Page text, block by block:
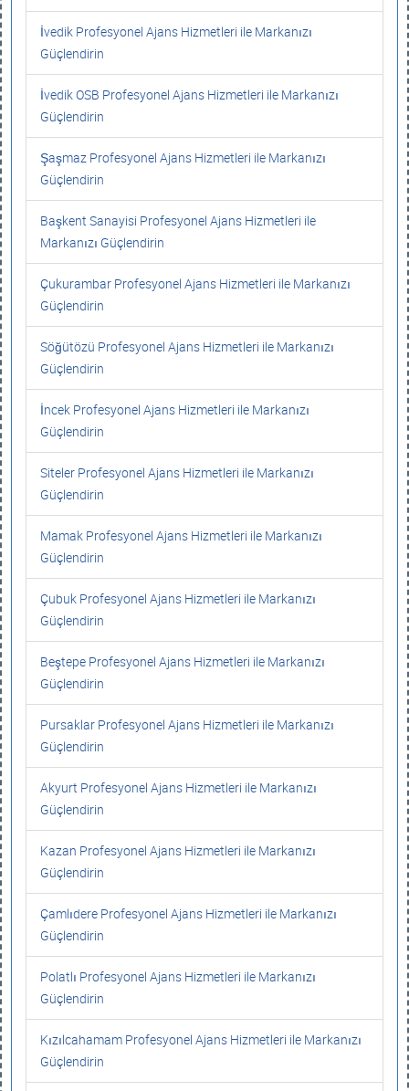
İvedik Profesyonel Ajans Hizmetleri ile Markanızı
Güçlendirin
İvedik OSB Profesyonel Ajans Hizmetleri ile Markanızı
Güçlendirin
Şaşmaz Profesyonel Ajans Hizmetleri ile Markanızı
Güçlendirin
Başkent Sanayisi Profesyonel Ajans Hizmetleri ile
Markanızı Güçlendirin
Çukurambar Profesyonel Ajans Hizmetleri ile Markanızı
Güçlendirin
Söğütözü Profesyonel Ajans Hizmetleri ile Markanızı
Güçlendirin
İncek Profesyonel Ajans Hizmetleri ile Markanızı
Güçlendirin
Siteler Profesyonel Ajans Hizmetleri ile Markanızı
Güçlendirin
Mamak Profesyonel Ajans Hizmetleri ile Markanızı
Güçlendirin
Çubuk Profesyonel Ajans Hizmetleri ile Markanızı
Güçlendirin
Beştepe Profesyonel Ajans Hizmetleri ile Markanızı
Güçlendirin
Pursaklar Profesyonel Ajans Hizmetleri ile Markanızı
Güçlendirin
Akyurt Profesyonel Ajans Hizmetleri ile Markanızı
Güçlendirin
Kazan Profesyonel Ajans Hizmetleri ile Markanızı
Güçlendirin
Çamlıdere Profesyonel Ajans Hizmetleri ile Markanızı
Güçlendirin
Polatlı Profesyonel Ajans Hizmetleri ile Markanızı
Güçlendirin
Kızılcahamam Profesyonel Ajans Hizmetleri ile Markanızı
Güçlendirin